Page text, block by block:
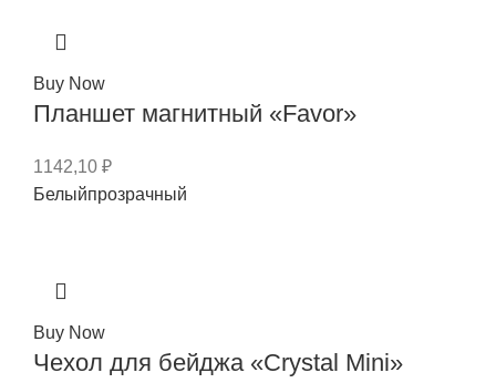
Buy Now
Планшет магнитный «Favor»
1142,10 ₽
Белыйпрозрачный
Buy Now
Чехол для бейджа «Crystal Mini»